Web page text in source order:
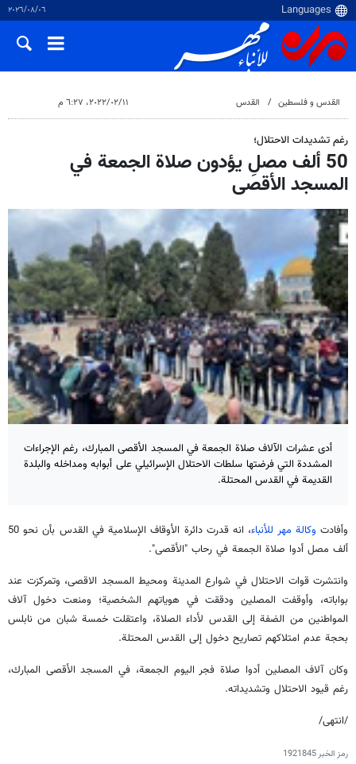
٠٦‏/٠٨‏/٢٠٢٦
القدس و فلسطین القدس ١١‏/٠٢‏/٢٠٢٢، ٦:٢٧ م
رغم تشديدات الاحتلال؛
50 ألف مصلِ يؤدون صلاة الجمعة في
المسجد الأقصى
أدى عشرات الآلاف صلاة الجمعة في المسجد الأقصى المبارك، رغم الإجراءات
المشددة التي فرضتها سلطات الاحتلال الإسرائيلي على أبوابه ومداخله والبلدة
القديمة في القدس المحتلة.
وأفادت وكالة مهر للأنباء
، انه قدرت دائرة الأوقاف الإسلامية في القدس بأن نحو 50
ألف مصل أدوا صلاة الجمعة في رحاب "الأقصى".
وانتشرت قوات الاحتلال في شوارع المدينة ومحيط المسجد الاقصی، وتمركزت عند
بواباته، وأوقفت المصلين ودققت في هوياتهم الشخصية؛ ومنعت دخول آلاف
المواطنين من الضفة إلى القدس لأداء الصلاة، واعتقلت خمسة شبان من نابلس
بحجة عدم امتلاكهم تصاريح دخول إلى القدس المحتلة.
وكان آلاف المصلين أدوا صلاة فجر اليوم الجمعة، في المسجد الأقصى المبارك،
رغم قيود الاحتلال وتشديداته.
/انتهی/
رمز الخبر1921845